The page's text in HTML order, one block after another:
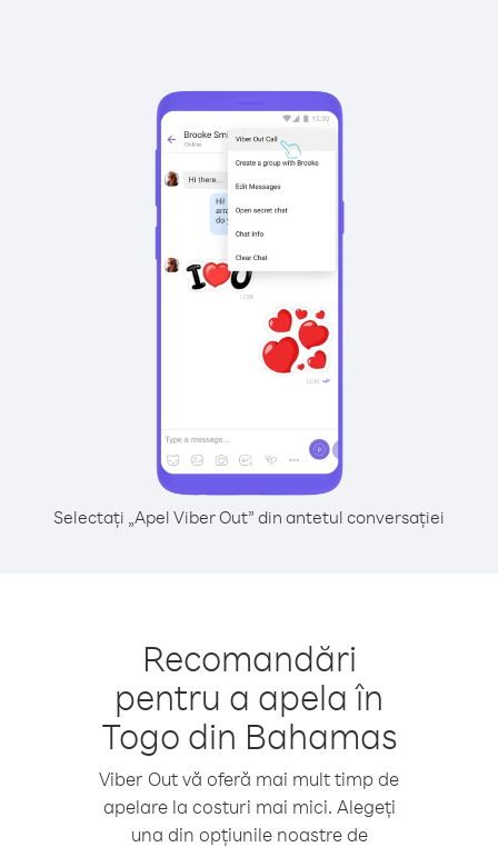
Selectați „Apel Viber Out” din antetul conversației
Recomandări
pentru a apela în
Togo din Bahamas
Viber Out vă oferă mai mult timp de
apelare la costuri mai mici. Alegeți
una din opțiunile noastre de